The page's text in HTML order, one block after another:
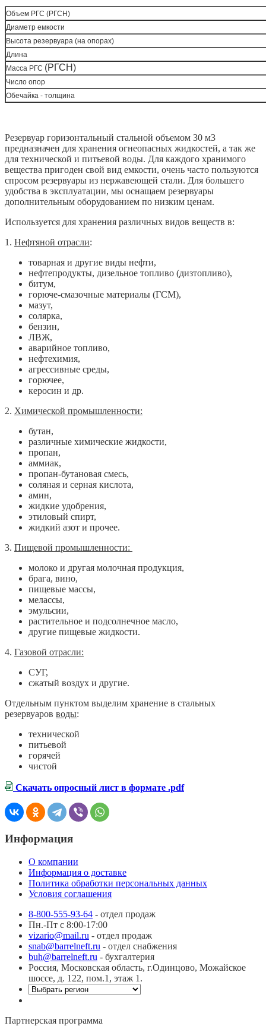
Объем РГС (РГСН)
Диаметр емкости
Высота резервуара (на опорах)
Длина
Масса РГС (РГСН)
Число опор
Обечайка - толщина
Резервуар горизонтальный стальной объемом 30 м3
предназначен для хранения огнеопасных жидкостей, а так же
для технической и питьевой воды. Для каждого хранимого
вещества пригоден свой вид емкости, очень часто пользуются
спросом резервуары из нержавеющей стали. Для большего
удобства в эксплуатации, мы оснащаем резервуары
дополнительным оборудованием по низким ценам.
Используется для хранения различных видов веществ в:
1. Нефтяной отрасли:
товарная и другие виды нефти,
нефтепродукты, дизельное топливо (дизтопливо),
битум,
горюче-смазочные материалы (ГСМ),
мазут,
солярка,
бензин,
ЛВЖ,
аварийное топливо,
нефтехимия,
агрессивные среды,
горючее,
керосин и др.
2. Химической промышленности:
бутан,
различные химические жидкости,
пропан,
аммиак,
пропан-бутановая смесь,
соляная и серная кислота,
амин,
жидкие удобрения,
этиловый спирт,
жидкий азот и прочее.
3. Пищевой промышленности:
молоко и другая молочная продукция,
брага, вино,
пищевые массы,
мелассы,
эмульсии,
растительное и подсолнечное масло,
другие пищевые жидкости.
4. Газовой отрасли:
СУГ,
сжатый воздух и другие.
Отдельным пунктом выделим хранение в стальных
резервуаров воды:
технической
питьевой
горячей
чистой
Скачать опросный лист в формате .pdf
Информация
О компании
Информация о доставке
Политика обработки персональных данных
Условия соглашения
8-800-555-93-64 - отдел продаж
Пн.-Пт с 8:00-17:00
vizario@mail.ru - отдел продаж
snab@barrelneft.ru - отдел снабжения
buh@barrelneft.ru - бухгалтерия
Россия, Московская область, г.Одинцово, Можайское
шоссе, д. 122, пом.1, этаж 1.
Партнерская программа